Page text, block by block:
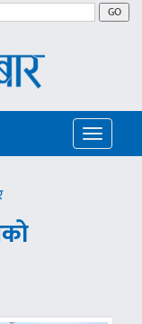
GO
Toggle